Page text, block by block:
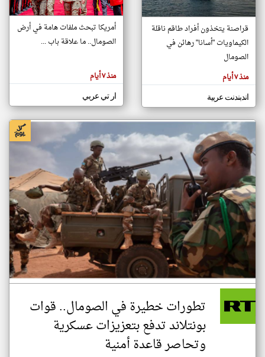
تغيير الدولة
اخبار الصومال على مدار الساعة
أهم اخبار الصومال العاجلة والمباشرة
المقالات
هنا عن
وجهة
كاتبيها.
قراصنة يتخذون أفراد طاقم ناقلة
الكيماويات "أسانا" رهائن في
الصومال
منذ ٧ أيام
اندبندنت عربية
أمريكا تبحث ملفات هامة في أرض
الصومال.. ما علاقة باب ...
منذ ٧ أيام
ار تي عربي
تطورات خطيرة في الصومال.. قوات
بونتلاند تدفع بتعزيزات عسكرية
وتحاصر قاعدة أمنية
klyoum.com